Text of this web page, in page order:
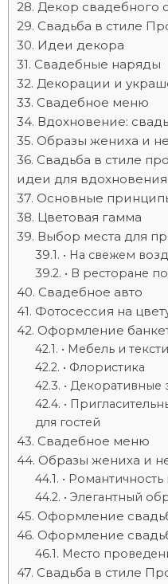
Декор свадебного
Свадьба в стиле
Идеи декора
Свадебные наряды
Декорации и
Свадебное меню
Вдохновение:
Образы жениха и
Свадьба в стиле
идеи для вдохновения
Основные
Цветовая гамма
Выбор места для
• На свежем
• В ресторане
Свадебное авто
Фотосессия на
Оформление
• Мебель и
• Флористика
• Декоративные
•
для гостей
Свадебное меню
Образы жениха и
•
• Элегантный
Оформление
Оформление
Место
Свадьба в стиле